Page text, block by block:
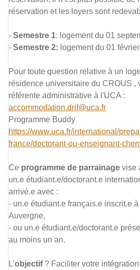
réservation et les loyers sont
- Semestre 1: logement du 01
- Semestre 2: logement du 01
Pour toute question relative à un
résidence universitaire du CROUS ,
référente administrative à l'UCA :
accommodation.drif@uca.fr
Programme Buddy
https://www.uca.fr/international/
france/doctorant-ou-enseignant-
Ce programme de parrainage vise
un.e étudiant.e/doctorant.e
arrivé.e avec :
- un.e étudiant.e français.e inscrit.e
Auvergne,
- ou un.e étudiant.e/doctorant.e
au moins un an.
L’objectif ? Faciliter votre